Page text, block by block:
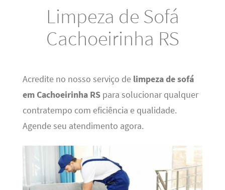
Limpeza de Sofá
Cachoeirinha RS
Acredite no nosso serviço de limpeza de sofá
em Cachoeirinha RSpara solucionar qualquer
contratempo com eficiência e qualidade.
Agende seu atendimento agora.